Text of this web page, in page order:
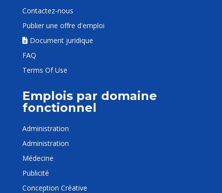
Contactez-nous
Publier une offre d'emploi
Document juridique
FAQ
Terms Of Use
Emplois par domaine
fonctionnel
Administration
Administration
Médecine
Publicité
Conception Créative